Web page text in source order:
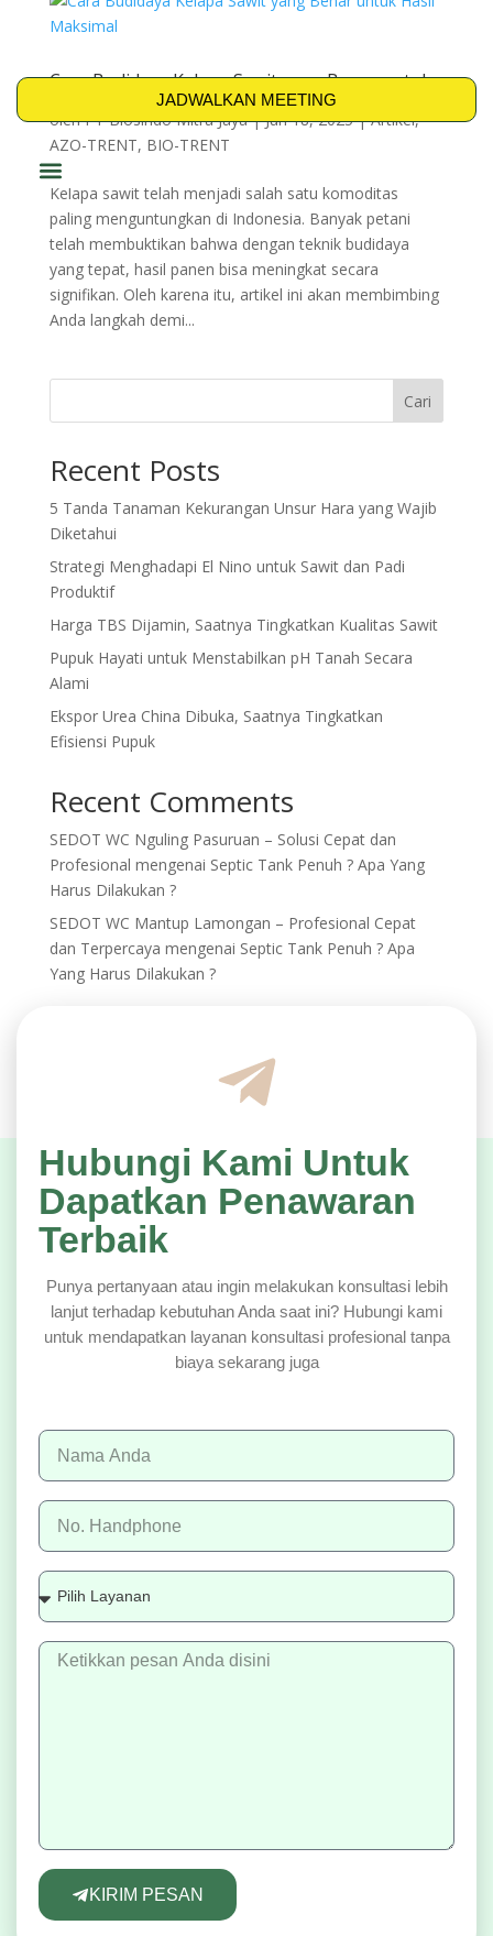
JADWALKAN MEETING
Cara Budidaya Kelapa Sawit yang Benar untuk
Hasil Maksimal
olehPT Biosindo Mitra Jaya|Jun 18, 2025|Artikel,
AZO-TRENT, BIO-TRENT
Kelapa sawit telah menjadi salah satu komoditas
paling menguntungkan di Indonesia. Banyak petani
telah membuktikan bahwa dengan teknik budidaya
yang tepat, hasil panen bisa meningkat secara
signifikan. Oleh karena itu, artikel ini akan membimbing
Anda langkah demi...
Cari
Recent Posts
5 Tanda Tanaman Kekurangan Unsur Hara yang Wajib
Diketahui
Strategi Menghadapi El Nino untuk Sawit dan Padi
Produktif
Harga TBS Dijamin, Saatnya Tingkatkan Kualitas Sawit
Pupuk Hayati untuk Menstabilkan pH Tanah Secara
Alami
Ekspor Urea China Dibuka, Saatnya Tingkatkan
Efisiensi Pupuk
Recent Comments
SEDOT WC Nguling Pasuruan – Solusi Cepat dan
Profesional mengenai Septic Tank Penuh ? Apa Yang
Harus Dilakukan ?
SEDOT WC Mantup Lamongan – Profesional Cepat
dan Terpercaya mengenai Septic Tank Penuh ? Apa
Yang Harus Dilakukan ?
KIRIM PESAN
Hubungi Kami Untuk
Dapatkan Penawaran
Terbaik
Punya pertanyaan atau ingin melakukan konsultasi lebih
lanjut terhadap kebutuhan Anda saat ini? Hubungi kami
untuk mendapatkan layanan konsultasi profesional tanpa
biaya sekarang juga